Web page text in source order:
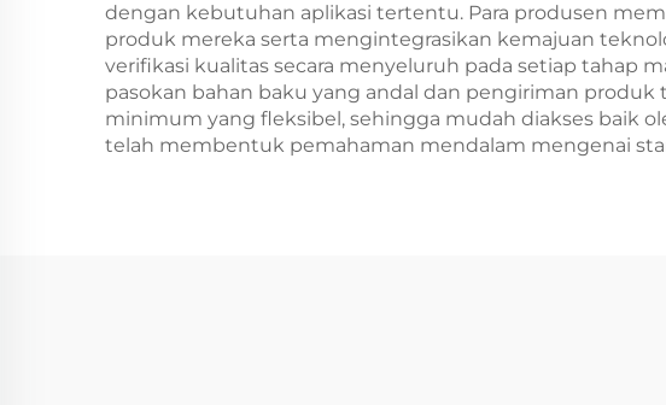
dengan kebutuhan aplikasi tertentu. Para produsen
produk mereka serta mengintegrasikan kemajuan
verifikasi kualitas secara menyeluruh pada setiap tahap
pasokan bahan baku yang andal dan pengiriman
minimum yang fleksibel, sehingga mudah diakses baik
telah membentuk pemahaman mendalam mengenai